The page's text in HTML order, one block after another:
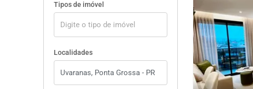
Tipos de imóvel
Localidades